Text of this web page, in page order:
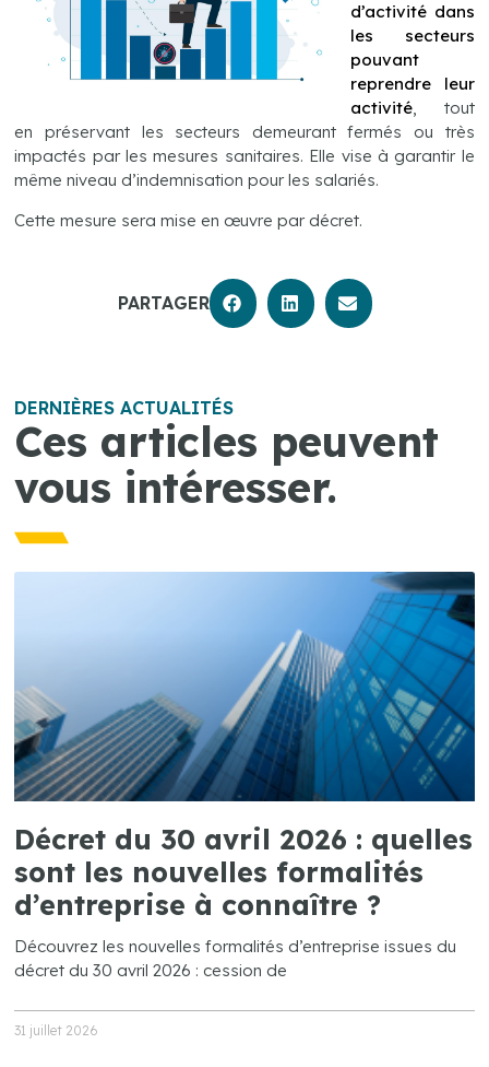
d’activité dans
les secteurs
pouvant
reprendre leur
activité, tout
en préservant les secteurs demeurant fermés ou très
impactés par les mesures sanitaires. Elle vise à garantir le
même niveau d’indemnisation pour les salariés.
Cette mesure sera mise en œuvre par décret.
PARTAGER
DERNIÈRES ACTUALITÉS
Ces articles peuvent
vous intéresser.
Décret du 30 avril 2026 : quelles
sont les nouvelles formalités
d’entreprise à connaître ?
Découvrez les nouvelles formalités d’entreprise issues du
décret du 30 avril 2026 : cession de
31 juillet 2026